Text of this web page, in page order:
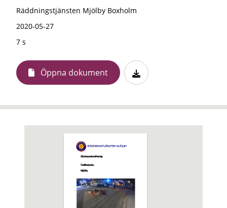
Räddningstjänsten Mjölby Boxholm
2020-05-27
7 s
Öppna dokument